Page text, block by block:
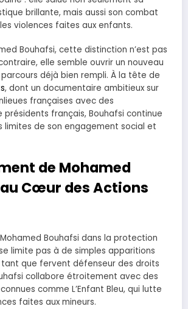
brillante, mais aussi son combat
violences faites aux enfants.
Bouhafsi, cette distinction n’est pas
elle semble ouvrir un nouveau
déjà bien rempli. À la tête de
, dont un documentaire ambitieux sur
françaises avec des
présidents français, Bouhafsi continue
limites de son engagement social et
de Mohamed
Cœur des Actions
Bouhafsi dans la protection
limite pas à de simples apparitions
tant que fervent défenseur des droits
collabore étroitement avec des
comme L’Enfant Bleu, qui lutte
faites aux mineurs.